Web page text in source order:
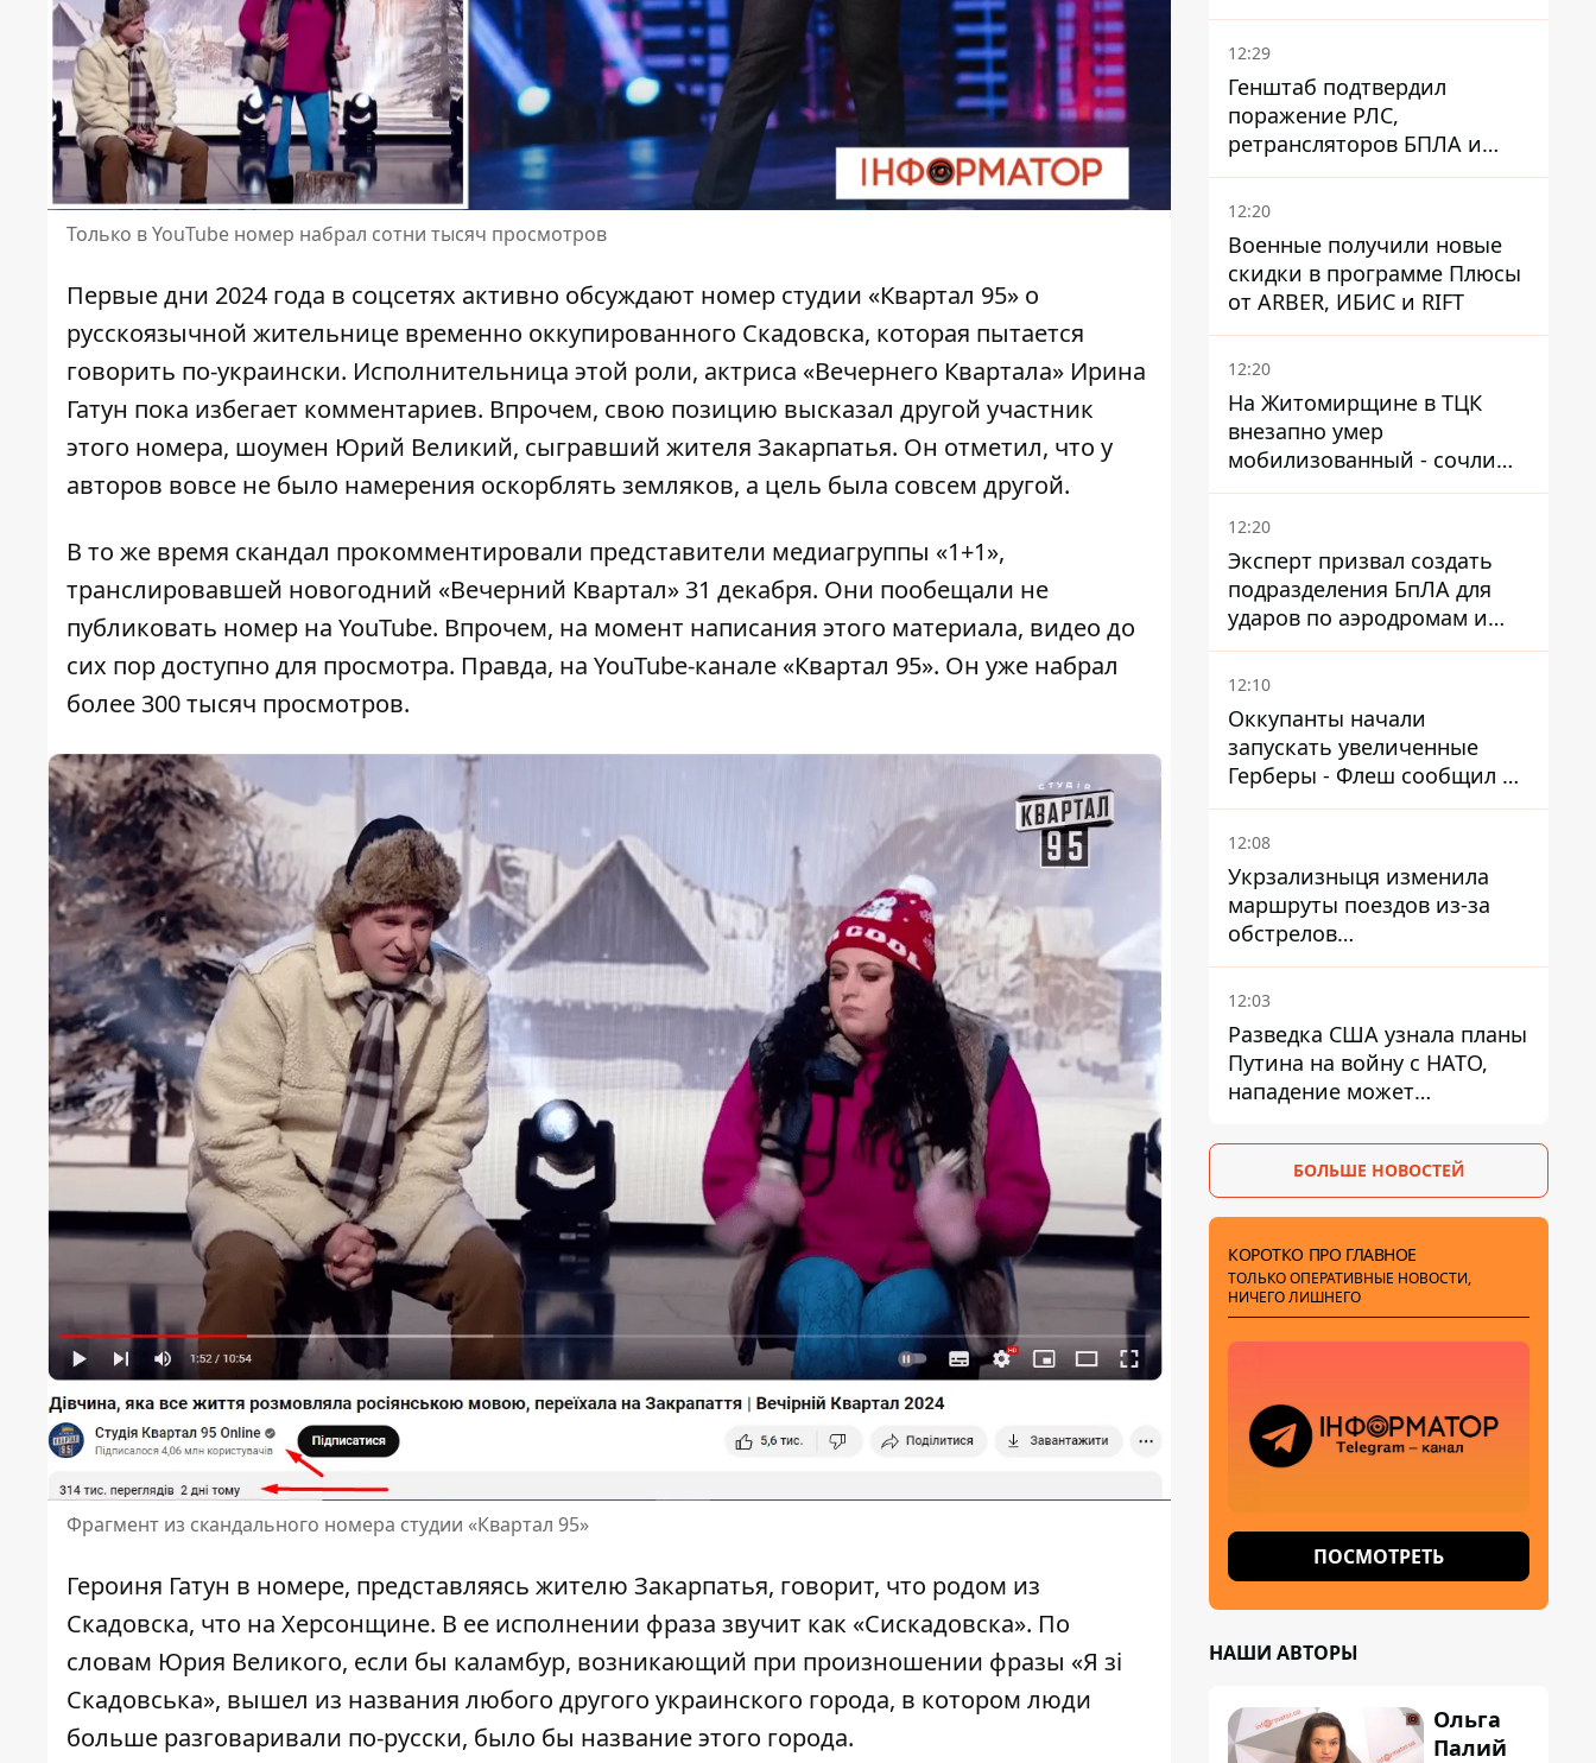
Только в YouTube номер набрал сотни тысяч просмотров
Первые дни 2024 года в соцсетях активно обсуждают номер студии «Квартал 95» о
русскоязычной жительнице временно оккупированного Скадовска, которая пытается
говорить по-украински. Исполнительница этой роли, актриса «Вечернего Квартала» Ирина
Гатун пока избегает комментариев. Впрочем, свою позицию высказал другой участник
этого номера, шоумен Юрий Великий, сыгравший жителя Закарпатья. Он отметил, что у
авторов вовсе не было намерения оскорблять земляков, а цель была совсем другой.
В то же время скандал прокомментировали представители медиагруппы «1+1»,
транслировавшей новогодний «Вечерний Квартал» 31 декабря. Они пообещали не
публиковать номер на YouTube. Впрочем, на момент написания этого материала, видео до
сих пор доступно для просмотра. Правда, на YouTube-канале«Квартал 95». Он уже набрал
более 300 тысяч просмотров.
Фрагмент из скандального номера студии «Квартал 95»
Героиня Гатун в номере, представляясь жителю Закарпатья, говорит, что родом из
Скадовска, что на Херсонщине. В ее исполнении фраза звучит как «Сискадовска». По
словам Юрия Великого, если бы каламбур, возникающий при произношении фразы «Я зі
Скадовська», вышел из названия любого другого украинского города, в котором люди
больше разговаривали по-русски, было бы название этого города.
попадали в озера
12:29
Генштаб подтвердил
поражение РЛС,
ретрансляторов БПЛА и
других военных объектов
РФ в Крыму и на юге
12:20
Военные получили новые
скидки в программе Плюсы
от ARBER, ИБИС и RIFT
12:20
На Житомирщине в ТЦК
внезапно умер
мобилизованный - сочли
годным и сразу
остановилось сердце
12:20
Эксперт призвал создать
подразделения БпЛА для
ударов по аэродромам и
составам КАБ врага
12:10
Оккупанты начали
запускать увеличенные
Герберы - Флеш сообщил о
новой модификации дрона
12:08
Укрзализныця изменила
маршруты поездов из-за
обстрелов
Днепропетровщины,
Харьковщины и Запорожья
12:03
Разведка США узнала планы
Путина на войну с НАТО,
нападение может
раскрыли детали
БОЛЬШЕ НОВОСТЕЙ
КОРОТКО ПРО ГЛАВНОЕ
ТОЛЬКО ОПЕРАТИВНЫЕ НОВОСТИ,
НИЧЕГО ЛИШНЕГО
ПОСМОТРЕТЬ
НАШИ АВТОРЫ
Ольга
Палий